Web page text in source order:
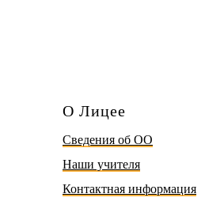
О Лицее
Сведения об ОО
Наши учителя
Контактная информация